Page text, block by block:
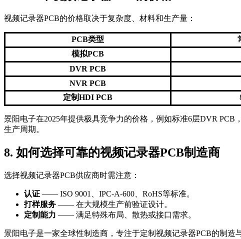
视频记录器PCB的价格取决于复杂度、材料和生产量：
PCB类型
模拟PCB
DVR PCB
NVR PCB
定制HDI PCB
景阳电子在2025年提供极具竞争力的价格，例如标准6层DVR
生产周期。
8. 如何选择可靠的视频记录器PCB制造商
选择视频记录器PCB供应商时需注意：
认证 —— ISO 9001、IPC-A-600、RoHS等标准。
打样服务 —— 在大规模生产前验证设计。
定制能力 —— 满足特殊布局、散热或接口需求。
景阳电子是一家全球性制造商，专注于定制视频记录器PCB的制